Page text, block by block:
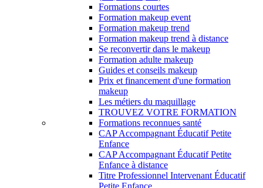
Formations courtes
Formation makeup event
Formation makeup trend
Formation makeup trend à distance
Se reconvertir dans le makeup
Formation adulte makeup
Guides et conseils makeup
Prix et financement d'une formation
makeup
Les métiers du maquillage
TROUVEZ VOTRE FORMATION
Formations reconnues santé
CAP Accompagnant Éducatif Petite
Enfance
CAP Accompagnant Éducatif Petite
Enfance à distance
Titre Professionnel Intervenant Éducatif